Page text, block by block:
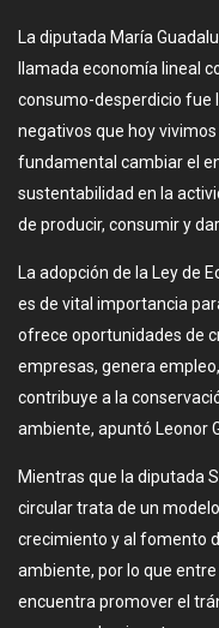
La diputada María
llamada economía lineal
consumo-desperdicio fue
negativos que hoy
fundamental cambiar el
sustentabilidad en la
de producir, consumir y
La adopción de la Ley de
es de vital importancia
ofrece oportunidades de
empresas, genera
contribuye a la
ambiente, apuntó Leonor
Mientras que la diputada
circular trata de un
crecimiento y al fomento
ambiente, por lo que
encuentra promover el